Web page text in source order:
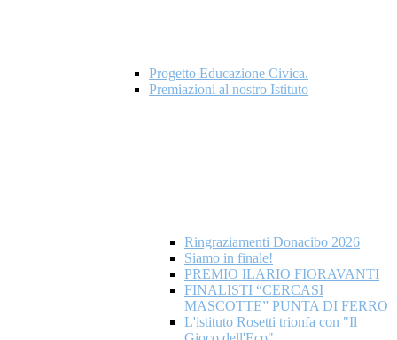
Progetto Educazione Civica.
Premiazioni al nostro Istituto
Ringraziamenti Donacibo 2026
Siamo in finale!
PREMIO ILARIO FIORAVANTI
FINALISTI “CERCASI
MASCOTTE” PUNTA DI FERRO
L'istituto Rosetti trionfa con "Il